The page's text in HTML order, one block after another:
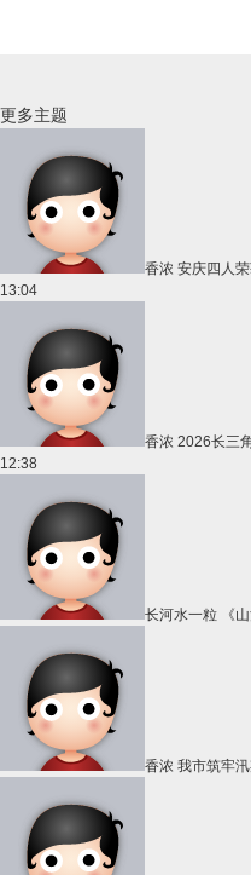
更多主题
香浓 安庆四人
13:04
香浓 2026长三
12:38
长河水一粒 《
香浓 我市筑牢